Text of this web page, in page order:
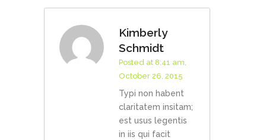
Kimberly
Schmidt
Posted at 8:41 am,
October 26, 2015
Typi non habent
claritatem insitam;
est usus legentis
in iis qui facit